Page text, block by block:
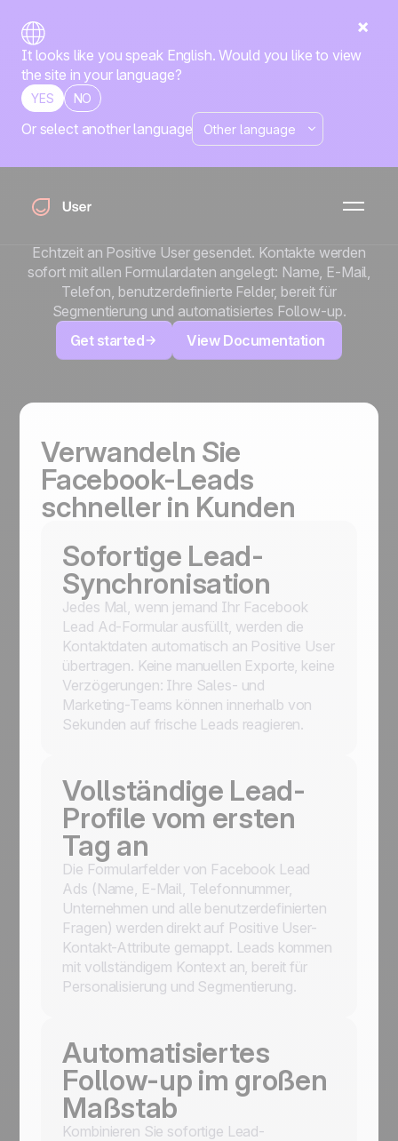
It looks like you speak English. Would you like to view
the site in your language?
YES NO
Or select another language
x
Facebook Lead Ads
herunterzuladen. Mit dieser Integration wird jeder über
Echtzeit an Positive User gesendet. Kontakte werden
sofort mit allen Formulardaten angelegt: Name, E-Mail,
Telefon, benutzerdefinierte Felder, bereit für
Segmentierung und automatisiertes Follow-up.
Get started
View Documentation
Verwandeln Sie
Facebook-Leads
schneller in Kunden
Sofortige Lead-
Synchronisation
Jedes Mal, wenn jemand Ihr Facebook
Lead Ad-Formular ausfüllt, werden die
Kontaktdaten automatisch an Positive User
übertragen. Keine manuellen Exporte, keine
Verzögerungen: Ihre Sales- und
Marketing-Teams können innerhalb von
Sekunden auf frische Leads reagieren.
Vollständige Lead-
Profile vom ersten
Tag an
Die Formularfelder von Facebook Lead
Ads (Name, E-Mail, Telefonnummer,
Unternehmen und alle benutzerdefinierten
Fragen) werden direkt auf Positive User-
Kontakt-Attribute gemappt. Leads kommen
mit vollständigem Kontext an, bereit für
Personalisierung und Segmentierung.
Automatisiertes
Follow-up im großen
Maßstab
Kombinieren Sie sofortige Lead-